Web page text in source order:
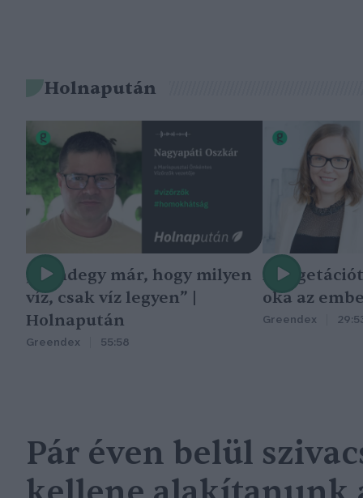
Holnapután
„Mindegy már, hogy milyen
víz, csak víz legyen” |
Holnapután
Greendex 55:58
A
oka az
Greendex
Pár éven belül